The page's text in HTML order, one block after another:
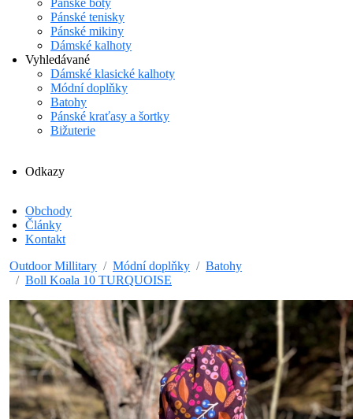
Pánské boty
Pánské tenisky
Pánské mikiny
Dámské kalhoty
Vyhledávané
Dámské klasické kalhoty
Módní doplňky
Batohy
Pánské kraťasy a šortky
Bižuterie
Odkazy
Obchody
Články
Kontakt
Outdoor Millitary
Módní doplňky
Batohy
Boll Koala 10 TURQUOISE